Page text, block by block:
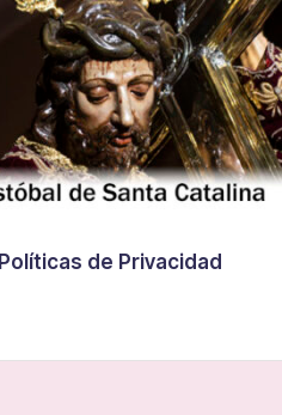
Políticas de Privacidad